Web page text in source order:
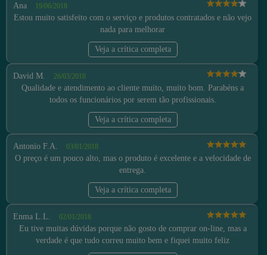
Ana 19/06/2018
Estou muito satisfeito com o serviço e produtos contratados e não vejo
nada para melhorar
Veja a crítica completa
David M. 26/03/2018
Qualidade e atendimento ao cliente muito, muito bom. Parabéns a
todos os funcionários por serem tão profissionais.
Veja a crítica completa
Antonio F.A. 03/01/2018
O preço é um pouco alto, mas o produto é excelente e a velocidade de
entrega.
Veja a crítica completa
Enma L.L. 02/01/2018
Eu tive muitas dúvidas porque não gosto de comprar on-line, mas a
verdade é que tudo correu muito bem e fiquei muito feliz